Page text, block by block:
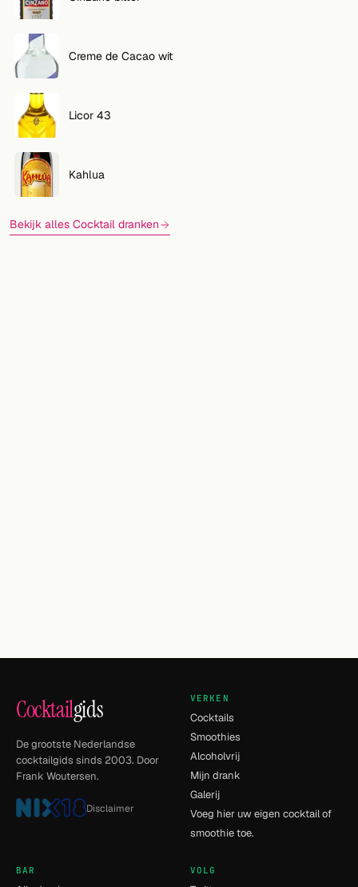
Creme de Cacao wit
Licor 43
Kahlua
Bekijk alles Cocktail dranken
Cocktailgids
De grootste Nederlandse
cocktailgids sinds 2003. Door
Frank Woutersen.
Disclaimer
VERKEN
Cocktails
Smoothies
Alcoholvrij
Mijn drank
Galerij
Voeg hier uw eigen cocktail of
smoothie toe.
BAR VOLG